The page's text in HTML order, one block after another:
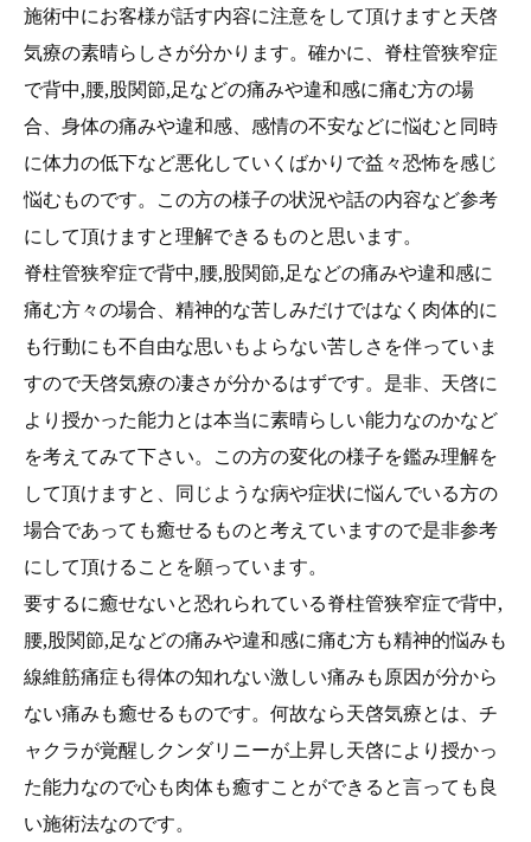
施術中にお客様が話す内容に注意をして頂けますと天啓
気療の素晴らしさが分かります。確かに、脊柱管狭窄症
で背中,腰,股関節,足などの痛みや違和感に痛む方の場
合、身体の痛みや違和感、感情の不安などに悩むと同時
に体力の低下など悪化していくばかりで益々恐怖を感じ
悩むものです。この方の様子の状況や話の内容など参考
にして頂けますと理解できるものと思います。
脊柱管狭窄症で背中,腰,股関節,足などの痛みや違和感に
痛む方々の場合、精神的な苦しみだけではなく肉体的に
も行動にも不自由な思いもよらない苦しさを伴っていま
すので天啓気療の凄さが分かるはずです。是非、天啓に
より授かった能力とは本当に素晴らしい能力なのかなど
を考えてみて下さい。この方の変化の様子を鑑み理解を
して頂けますと、同じような病や症状に悩んでいる方の
場合であっても癒せるものと考えていますので是非参考
にして頂けることを願っています。
要するに癒せないと恐れられている脊柱管狭窄症で背中,
腰,股関節,足などの痛みや違和感に痛む方も精神的悩みも
線維筋痛症も得体の知れない激しい痛みも原因が分から
ない痛みも癒せるものです。何故なら天啓気療とは、チ
ャクラが覚醒しクンダリニーが上昇し天啓により授かっ
た能力なので心も肉体も癒すことができると言っても良
い施術法なのです。